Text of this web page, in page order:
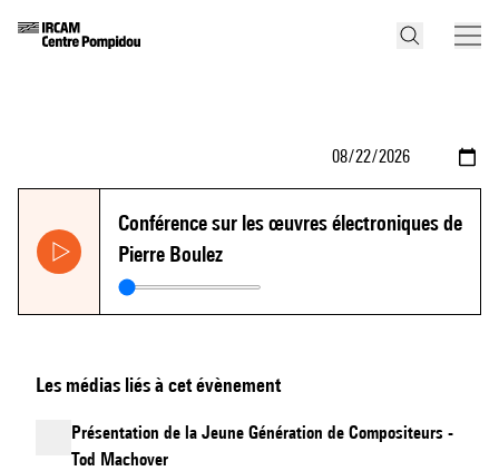
Conférence sur les œuvres électroniques de
Pierre Boulez
Les médias liés à cet évènement
Présentation de la Jeune Génération de Compositeurs -
Tod Machover